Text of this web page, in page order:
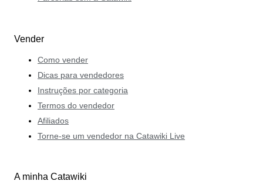
Vender
Como vender
Dicas para vendedores
Instruções por categoria
Termos do vendedor
Afiliados
Torne-se um vendedor na Catawiki Live
A minha Catawiki